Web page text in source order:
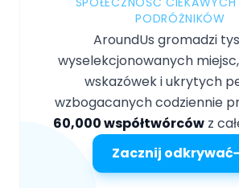
PODRÓŻNIKÓW
AroundUs gromadzi
wyselekcjonowanych
wskazówek i ukrytych
wzbogacanych codziennie
60,000 współtwórców z
Zacznij odkrywać